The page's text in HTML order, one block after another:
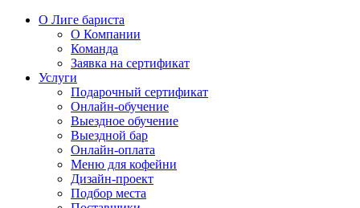
О Лиге бариста
О Компании
Команда
Заявка на сертификат
Услуги
Подарочный сертификат
Онлайн-обучение
Выездное обучение
Выездной бар
Онлайн-оплата
Меню для кофейни
Дизайн-проект
Подбор места